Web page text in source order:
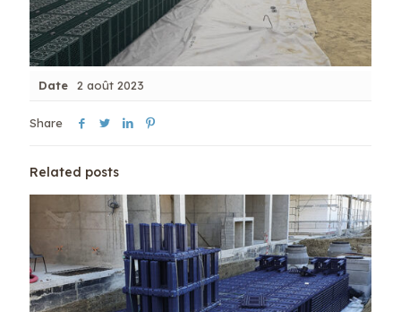
Date 2 août 2023
Share
Related posts